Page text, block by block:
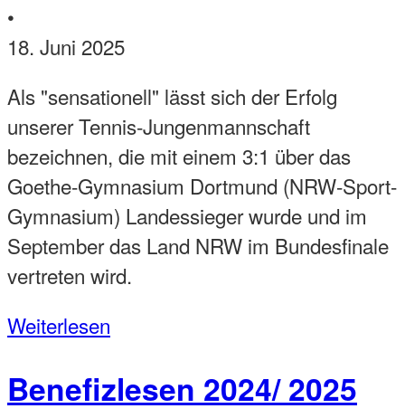
•
18. Juni 2025
Als "sensationell" lässt sich der Erfolg
unserer Tennis-Jungenmannschaft
bezeichnen, die mit einem 3:1 über das
Goethe-Gymnasium Dortmund (NRW-Sport-
Gymnasium) Landessieger wurde und im
September das Land NRW im Bundesfinale
vertreten wird.
Weiterlesen
Benefizlesen 2024/ 2025